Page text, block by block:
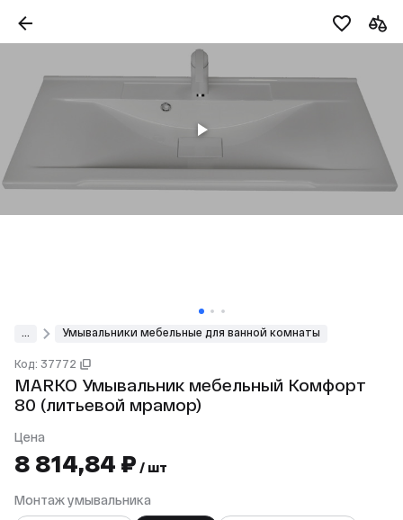
Умывальники мебельные для ванной комнаты
Код: 37772
MARKO Умывальник мебельный Комфорт
80 (литьевой мрамор)
Цена
8 814,84 ₽ / шт
Монтаж умывальника